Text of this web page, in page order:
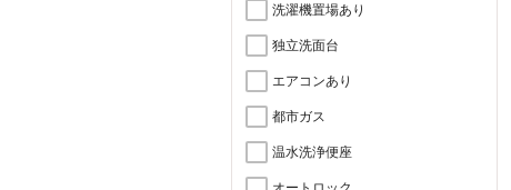
洗濯機置場あり
独立洗面台
エアコンあり
都市ガス
温水洗浄便座